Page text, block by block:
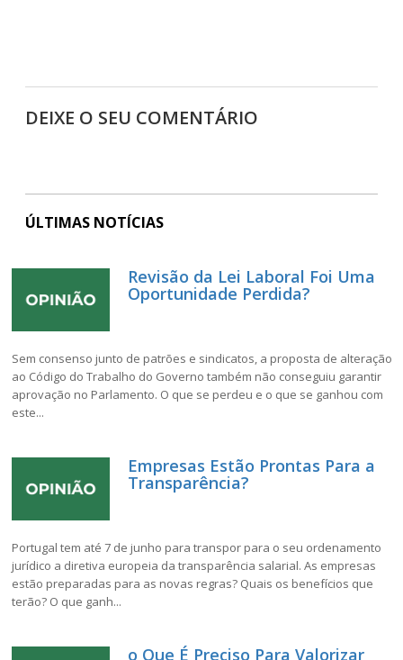
DEIXE O SEU COMENTÁRIO
ÚLTIMAS NOTÍCIAS
Revisão da Lei Laboral Foi Uma
Oportunidade Perdida?
Sem consenso junto de patrões e sindicatos, a proposta de alteração
ao Código do Trabalho do Governo também não conseguiu garantir
aprovação no Parlamento. O que se perdeu e o que se ganhou com
este...
Empresas Estão Prontas Para a
Transparência?
Portugal tem até 7 de junho para transpor para o seu ordenamento
jurídico a diretiva europeia da transparência salarial. As empresas
estão preparadas para as novas regras? Quais os benefícios que
terão? O que ganh...
o Que É Preciso Para Valorizar